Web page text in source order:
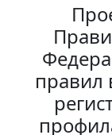
правил